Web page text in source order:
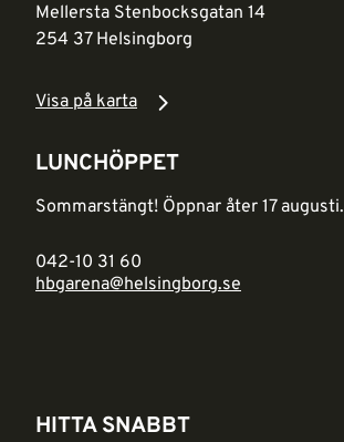
Mellersta Stenbocksgatan 14
254 37 Helsingborg
Visa på karta
LUNCHÖPPET
Sommarstängt! Öppnar åter 17 augusti.
042-10 31 60
hbgarena@helsingborg.se
HITTA SNABBT